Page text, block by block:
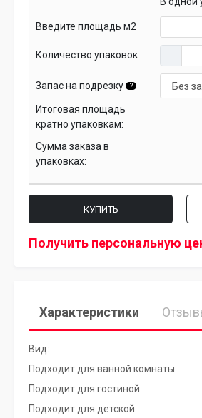
Введите площадь м2
Количество упаковок
Запас на подрезку ?
Итоговая площадь
кратно упаковкам:
Сумма заказа в
упаковках:
КУПИТЬ
Получить персональную
Характеристики
Вид:
Подходит для ванной комнаты:
Подходит для гостиной:
Подходит для детской: